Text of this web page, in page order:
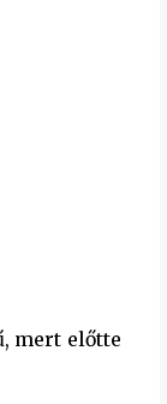
mert előtte